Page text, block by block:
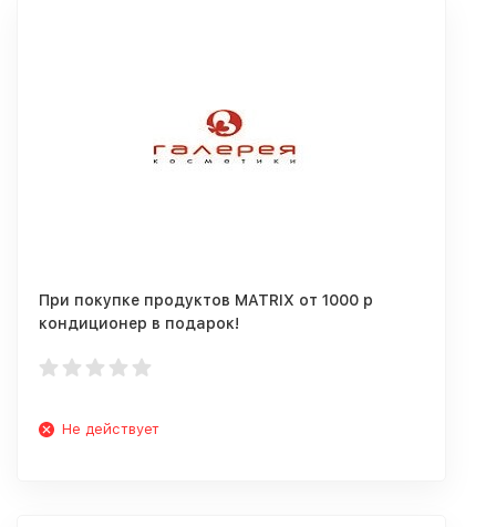
При покупке продуктов MATRIX от 1000 р
кондиционер в подарок!
Не действует